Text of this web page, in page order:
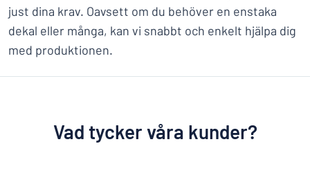
just dina krav. Oavsett om du behöver en enstaka
dekal eller många, kan vi snabbt och enkelt hjälpa dig
med produktionen.
Vad tycker våra kunder?